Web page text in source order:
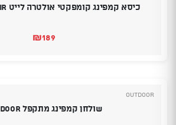
כיסא קמפינג קומפקטי אולטרה לייט DELTA UL CHAIR
₪189
Outdoor
שולחן קמפינג מתקפל OUTDOOR